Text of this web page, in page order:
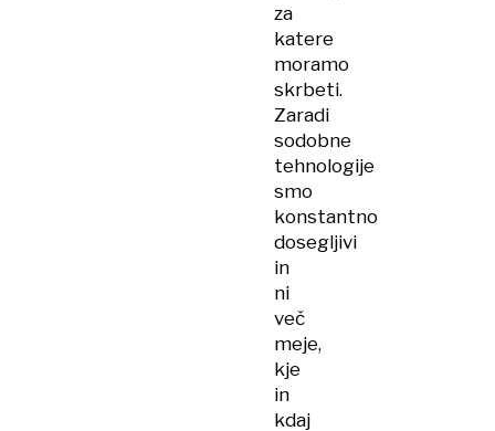
za
katere
moramo
skrbeti.
Zaradi
sodobne
tehnologije
smo
konstantno
dosegljivi
in
ni
več
meje,
kje
in
kdaj